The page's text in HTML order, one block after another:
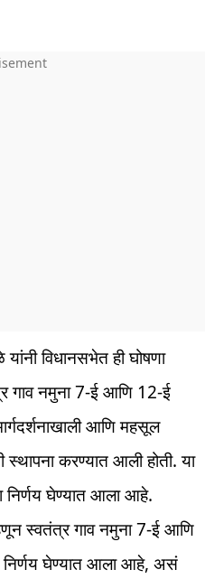
विधानसभेत ही घोषणा
गाव नमुना 7-ई आणि 12-ई
आणि महसूल
स्थापना करण्यात आली होती. या
निर्णय घेण्यात आला आहे.
स्वतंत्र गाव नमुना 7-ई आणि
निर्णय घेण्यात आला आहे, असं